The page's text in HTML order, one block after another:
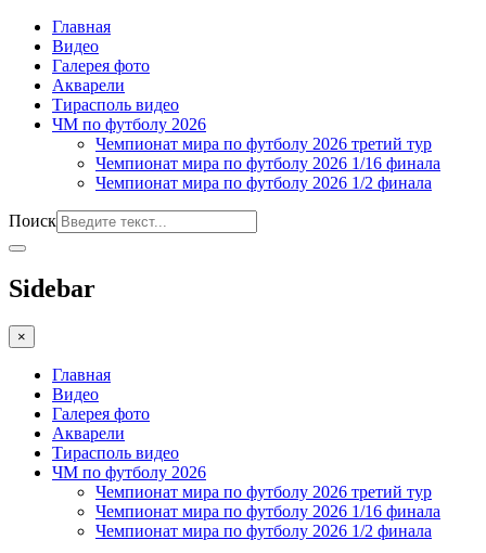
Главная
Видео
Галерея фото
Акварели
Тирасполь видео
ЧМ по футболу 2026
Чемпионат мира по футболу 2026 третий тур
Чемпионат мира по футболу 2026 1/16 финала
Чемпионат мира по футболу 2026 1/2 финала
Поиск
Sidebar
×
Главная
Видео
Галерея фото
Акварели
Тирасполь видео
ЧМ по футболу 2026
Чемпионат мира по футболу 2026 третий тур
Чемпионат мира по футболу 2026 1/16 финала
Чемпионат мира по футболу 2026 1/2 финала